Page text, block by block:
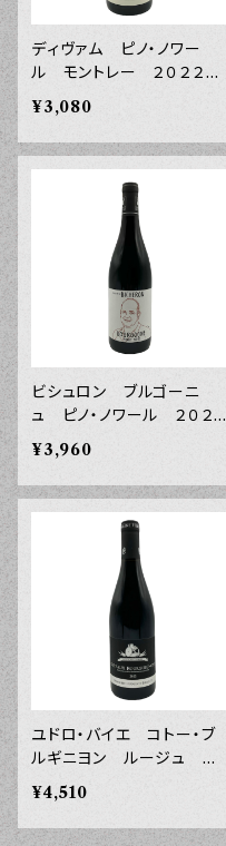
ディヴァム ピノ・ノワー
ル モントレー ２０２２
年 ７５０ｍｌ
¥3,080
ビシュロン ブルゴーニ
ュ ピノ・ノワール ２０２４
年 ７５０ｍｌ
¥3,960
ユドロ・バイエ コトー・ブ
ルギニヨン ルージュ レ・
ブラック・チェアーズ ２０２
２年 ７５０ｍｌ
¥4,510